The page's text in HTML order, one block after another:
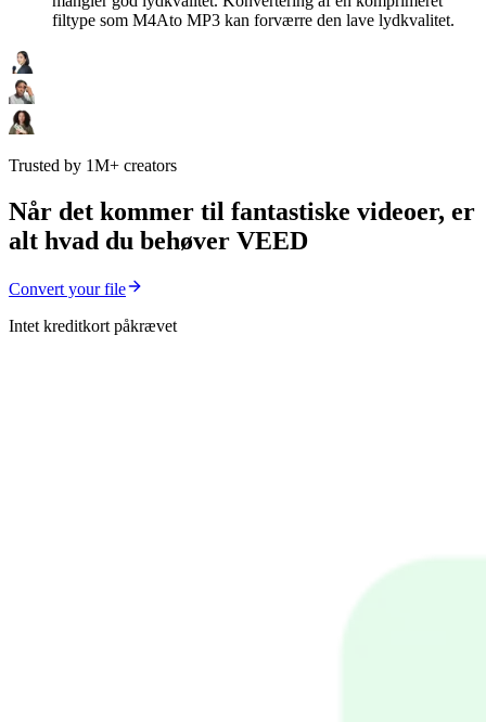
filtype som M4Ato MP3 kan forværre den lave lydkvalitet.
Trusted by 1M+ creators
Når det kommer til fantastiske videoer, er
alt hvad du behøver VEED
Convert your file
Intet kreditkort påkrævet